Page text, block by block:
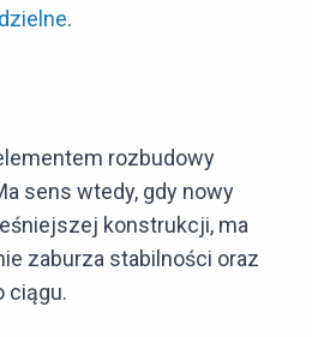
.
rozbudowy
sens wtedy, gdy nowy
konstrukcji, ma
zaburza stabilności oraz
ciągu.